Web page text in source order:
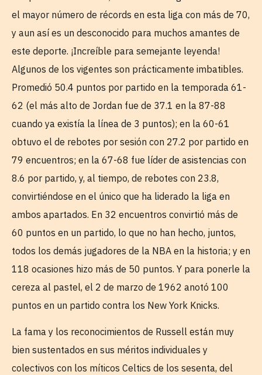
el mayor número de récords en esta liga con más de 70,
y aun así es un desconocido para muchos amantes de
este deporte. ¡Increíble para semejante leyenda!
Algunos de los vigentes son prácticamente imbatibles.
Promedió 50.4 puntos por partido en la temporada 61-
62 (el más alto de Jordan fue de 37.1 en la 87-88
cuando ya existía la línea de 3 puntos); en la 60-61
obtuvo el de rebotes por sesión con 27.2 por partido en
79 encuentros; en la 67-68 fue líder de asistencias con
8.6 por partido, y, al tiempo, de rebotes con 23.8,
convirtiéndose en el único que ha liderado la liga en
ambos apartados. En 32 encuentros convirtió más de
60 puntos en un partido, lo que no han hecho, juntos,
todos los demás jugadores de la NBA en la historia; y en
118 ocasiones hizo más de 50 puntos. Y para ponerle la
cereza al pastel, el 2 de marzo de 1962 anotó 100
puntos en un partido contra los New York Knicks.
La fama y los reconocimientos de Russell están muy
bien sustentados en sus méritos individuales y
colectivos con los míticos Celtics de los sesenta, del